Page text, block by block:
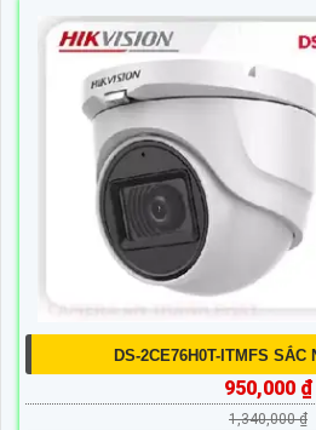
DS-2CE76H0T-ITMFS SẮC
950,000 ₫
1,340,000 ₫